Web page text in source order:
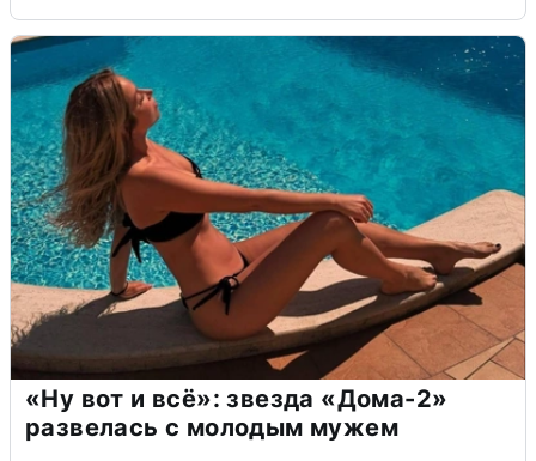
«Ну вот и всё»: звезда «Дома-2»
развелась с молодым мужем